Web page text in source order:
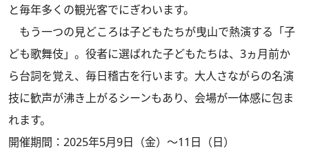
と毎年多くの観光客でにぎわいます。
もう一つの見どころは子どもたちが曳山で熱演する「子
ども歌舞伎」。役者に選ばれた子どもたちは、3ヵ月前か
ら台詞を覚え、毎日稽古を行います。大人さながらの名演
技に歓声が沸き上がるシーンもあり、会場が一体感に包ま
れます。
開催期間：2025年5月9日（金）〜11日（日）